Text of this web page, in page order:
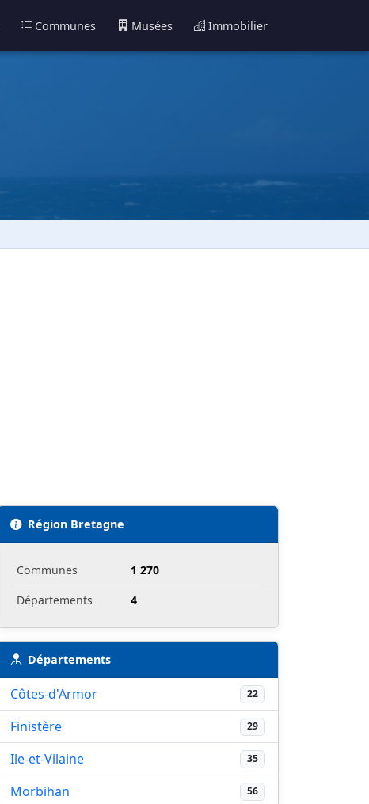
Communes Musées Immobilier
Région Bretagne
Communes
1 270
Départements
4
Départements
Côtes-d'Armor 22
Finistère 29
Ile-et-Vilaine 35
Morbihan 56